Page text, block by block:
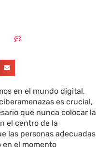
en el mundo digital,
es crucial,
que nunca colocar la
el centro de la
las personas adecuadas
en el momento